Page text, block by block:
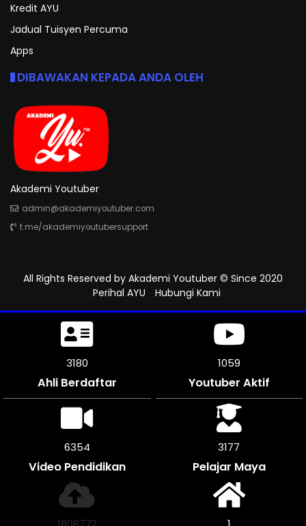
Kredit AYU
Jadual Tuisyen Percuma
Apps
DIBAWAKAN KEPADA ANDA OLEH
Akademi Youtuber
admin@akademiyoutuber.com
t.me/akademiyoutubersupport
All Rights Reserved by Akademi Youtuber © Since 2020
Perihal AYU
Hubungi Kami
3690
Ahli Berdaftar
1229
Youtuber Aktif
7374
Video Pendidikan
3687
Pelajar Maya